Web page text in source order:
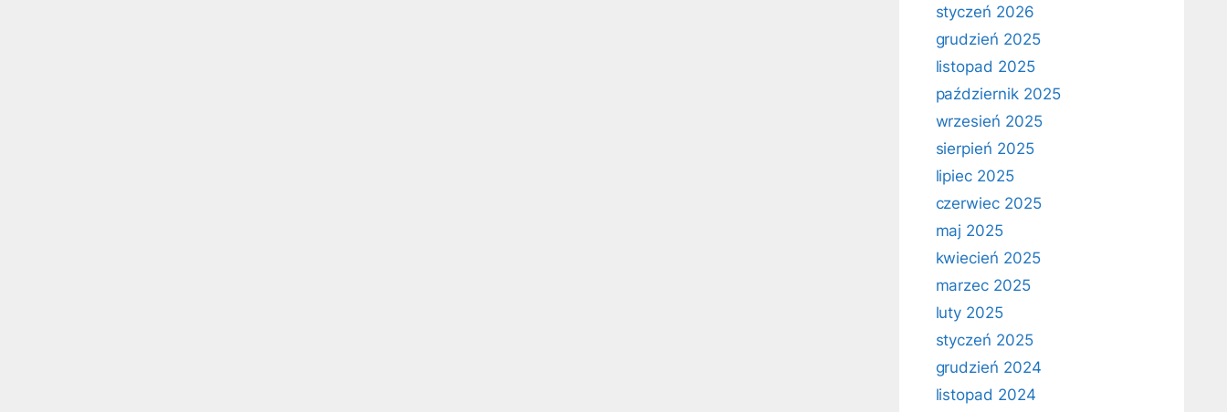
styczeń 2026
grudzień 2025
listopad 2025
październik 2025
wrzesień 2025
sierpień 2025
lipiec 2025
czerwiec 2025
maj 2025
kwiecień 2025
marzec 2025
luty 2025
styczeń 2025
grudzień 2024
listopad 2024